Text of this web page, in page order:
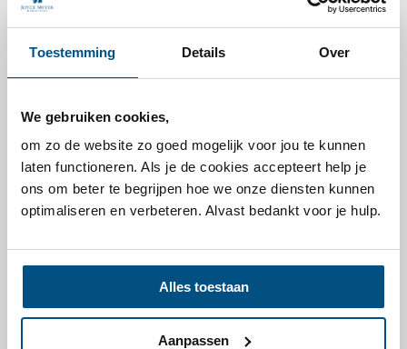
Toestemming Details Over
We gebruiken cookies,
om zo de website zo goed mogelijk voor jou te kunnen
laten functioneren. Als je de cookies accepteert help je
ons om beter te begrijpen hoe we onze diensten kunnen
optimaliseren en verbeteren. Alvast bedankt voor je hulp.
Alles toestaan
Aanpassen
vertrouwen, en niet de omstandigheden, om mij te
verwezenlijken.
Dagelijkse overdenking
Ga uitdagingen van dag tot dag aan
Lees verder
Ontvang elke dag een overdenking per email
Kosteloos aanmelden
Inspireer je vrienden!